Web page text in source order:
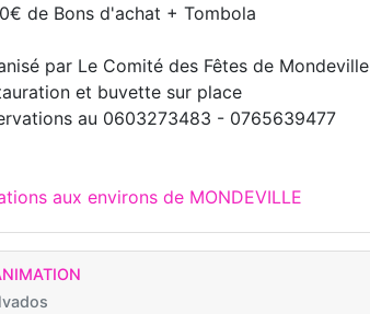
de Bons d'achat + Tombola
par Le Comité des Fêtes de Mondeville
et buvette sur place
au 0603273483 - 0765639477
aux environs de MONDEVILLE